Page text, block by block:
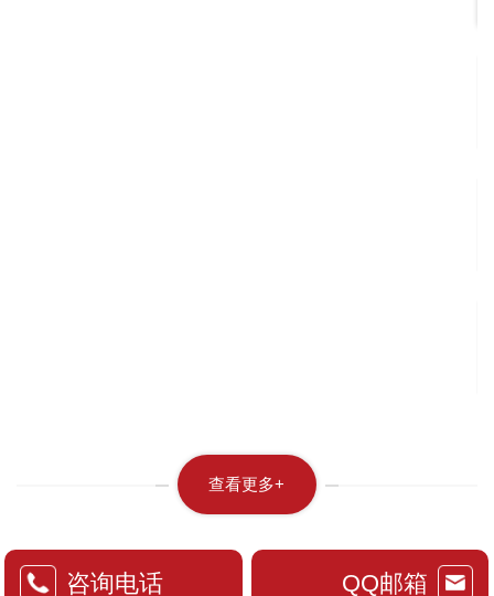
查看更多+
咨询电话 QQ邮箱